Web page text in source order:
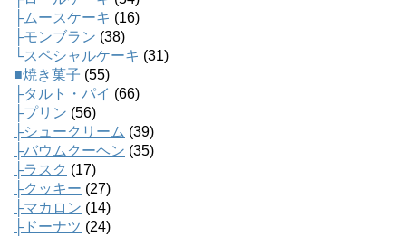
├ムースケーキ (16)
├モンブラン (38)
└スペシャルケーキ (31)
■焼き菓子 (55)
├タルト・パイ (66)
├プリン (56)
├シュークリーム (39)
├バウムクーヘン (35)
├ラスク (17)
├クッキー (27)
├マカロン (14)
├ドーナツ (24)